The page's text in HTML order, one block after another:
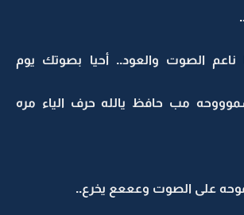
ناعم الصوت والعود.. أحيا بصوتك يوم
مب حافظ يالله حرف الياء مره
على الصوت وعععع يخرع..